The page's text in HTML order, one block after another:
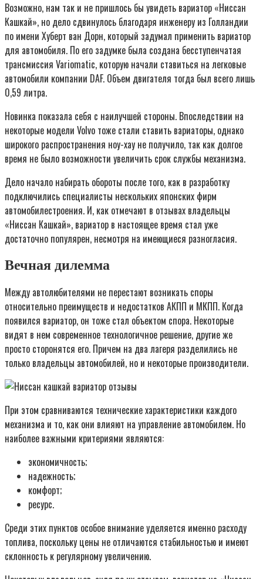
Возможно, нам так и не пришлось бы увидеть вариатор «Ниссан
Кашкай», но дело сдвинулось благодаря инженеру из Голландии
по имени Хуберт ван Дорн, который задумал применить вариатор
для автомобиля. По его задумке была создана бесступенчатая
трансмиссия Variomatic, которую начали ставиться на легковые
автомобили компании DAF. Объем двигателя тогда был всего лишь
0,59 литра.
Новинка показала себя с наилучшей стороны. Впоследствии на
некоторые модели Volvo тоже стали ставить вариаторы, однако
широкого распространения ноу-хау не получило, так как долгое
время не было возможности увеличить срок службы механизма.
Дело начало набирать обороты после того, как в разработку
подключились специалисты нескольких японских фирм
автомобилестроения. И, как отмечают в отзывах владельцы
«Ниссан Кашкай», вариатор в настоящее время стал уже
достаточно популярен, несмотря на имеющиеся разногласия.
Вечная дилемма
Между автолюбителями не перестают возникать споры
относительно преимуществ и недостатков АКПП и МКПП. Когда
появился вариатор, он тоже стал объектом спора. Некоторые
видят в нем современное технологичное решение, другие же
просто сторонятся его. Причем на два лагеря разделились не
только владельцы автомобилей, но и некоторые производители.
При этом сравниваются технические характеристики каждого
механизма и то, как они влияют на управление автомобилем. Но
наиболее важными критериями являются:
экономичность;
надежность;
комфорт;
ресурс.
Среди этих пунктов особое внимание уделяется именно расходу
топлива, поскольку цены не отличаются стабильностью и имеют
склонность к регулярному увеличению.